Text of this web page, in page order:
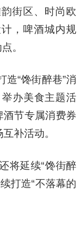
街区、时尚欧
，啤酒城内规
。
“馋街醉巷”消
办美食主题活
节专属消费券
补活动。
延续“馋街醉
打造“不落幕的